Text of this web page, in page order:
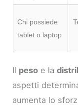
Chi possiede
tablet o laptop
Il peso e la
aspetti
aumenta lo